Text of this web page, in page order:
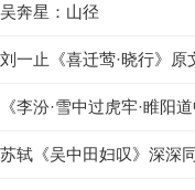
吴奔星：山径
刘一止《喜迁莺·晓行》
《李汾·雪中过虎牢·睢阳
苏轼《吴中田妇叹》深深